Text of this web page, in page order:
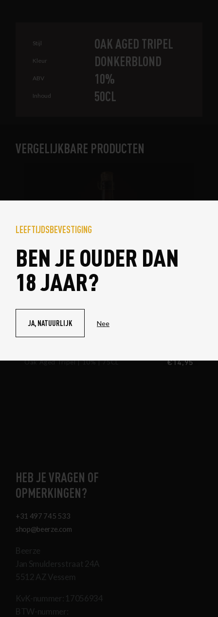
Stijl OAK AGED TRIPEL
Kleur DONKERBLOND
ABV 10
Inhoud 50CL
VERGELIJKBARE PRODUCTEN
Oak Aged Tripel 10% 75CL €14,95
HEB JE VRAGEN OF
OPMERKINGEN?
+31 497 745 533
shop@beerze.com
Beerze
Jan Smuldersstraat 24A
5512 AZ Vessem
KvK-nummer: 17056934
BTW-nummer:
LEEFTIJDSBEVESTIGING
BEN JE OUDER DAN
18 JAAR?
JA, NATUURLIJK Nee